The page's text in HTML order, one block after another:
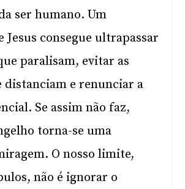
ser humano. Um
Jesus consegue ultrapassar
paralisam, evitar as
distanciam e renunciar a
Se assim não faz,
torna-se uma
O nosso limite,
não é ignorar o